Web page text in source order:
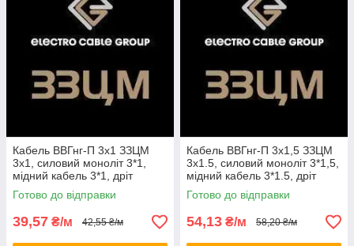
Кабель ВВГнг-П 3х1 ЗЗЦМ
3х1, силовий моноліт 3*1,
мідний кабель 3*1, дріт
плоский (на відріз)
Готово до відправки
39,57 ₴/м 42,55 ₴/м
Кабель ВВГнг-П 3х1,5 ЗЗЦМ
3х1.5, силовий моноліт 3*1,5,
мідний кабель 3*1.5, дріт
плоский (на відріз)
Готово до відправки
54,13 ₴/м 58,20 ₴/м